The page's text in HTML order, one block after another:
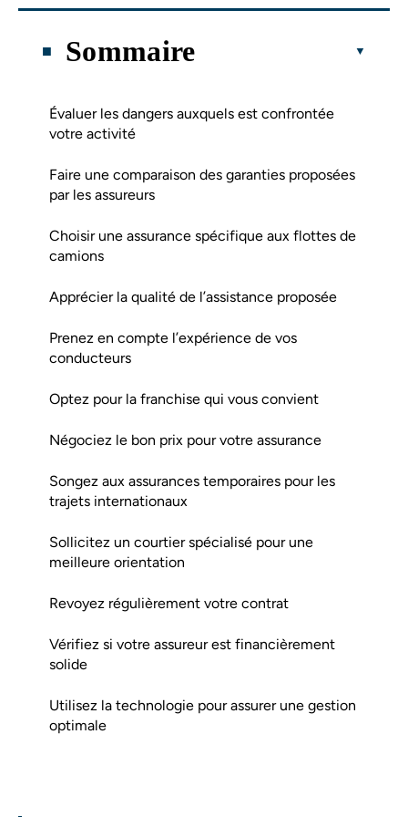
Sommaire
Évaluer les dangers auxquels est confrontée
votre activité
Faire une comparaison des garanties proposées
par les assureurs
Choisir une assurance spécifique aux flottes de
camions
Apprécier la qualité de l’assistance proposée
Prenez en compte l’expérience de vos
conducteurs
Optez pour la franchise qui vous convient
Négociez le bon prix pour votre assurance
Songez aux assurances temporaires pour les
trajets internationaux
Sollicitez un courtier spécialisé pour une
meilleure orientation
Revoyez régulièrement votre contrat
Vérifiez si votre assureur est financièrement
solide
Utilisez la technologie pour assurer une gestion
optimale